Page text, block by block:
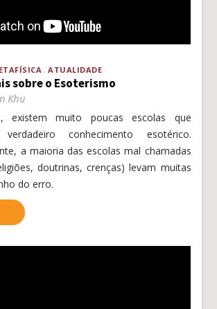
ATUALIDADE
sobre o Esoterismo
Khu
existem muito poucas escolas que
conhecimento esotérico.
a maioria das escolas mal chamadas
doutrinas, crenças) levam muitas
do erro.